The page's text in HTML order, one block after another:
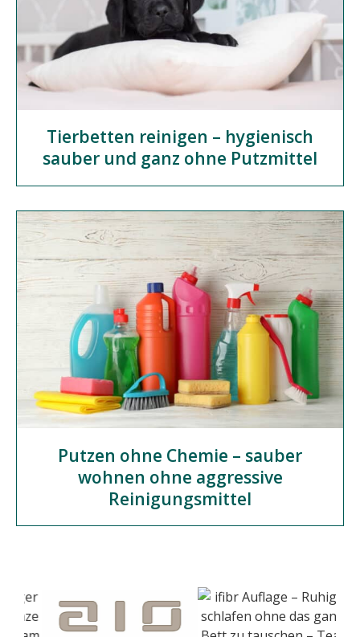
Tierbetten reinigen – hygienisch
sauber und ganz ohne Putzmittel
Putzen ohne Chemie – sauber
wohnen ohne aggressive
Reinigungsmittel